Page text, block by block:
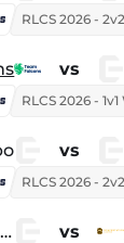
vs
vs
No Miss Just Fake vs